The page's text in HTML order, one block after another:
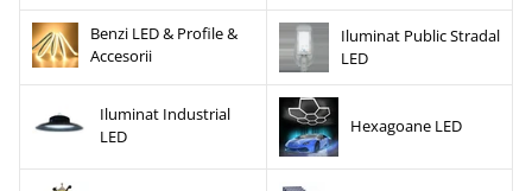
Benzi LED & Profile &
Accesorii
Iluminat Public Stradal
LED
Iluminat Industrial
LED
Hexagoane LED